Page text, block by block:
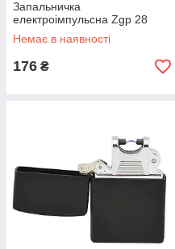
Запальничка
електроімпульсна Zgp 28
Немає в наявності
176 ₴